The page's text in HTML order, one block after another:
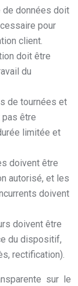
de données doit
pour
client.
doit être
du
de tournées et
être
limitée et
doivent être
autorisé, et les
doivent
doivent être
du dispositif,
rectification).
sur le